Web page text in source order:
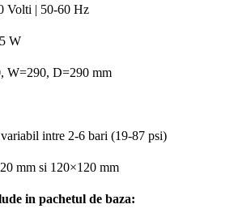
Volti | 50-60 Hz
W
W=290, D=290 mm
intre 2-6 bari (19-87 psi)
mm si 120×120 mm
in pachetul de baza: